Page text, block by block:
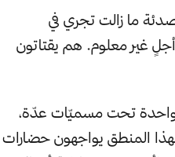
ما زالت تجري في
غير معلوم. هم يقتاتون
تحت مسميّات عدّة،
المنطق يواجهون حضارات